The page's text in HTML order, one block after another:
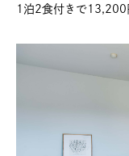
1泊2食付きで13,200